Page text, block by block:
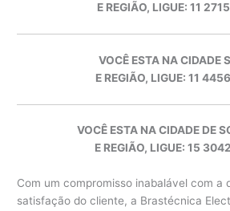
E REGIÃO, LIGUE: 11
VOCÊ ESTA NA CIDADE
E REGIÃO, LIGUE: 11
VOCÊ ESTA NA CIDADE DE
E REGIÃO, LIGUE: 15
Com um compromisso inabalável com a
satisfação do cliente, a Brastécnica